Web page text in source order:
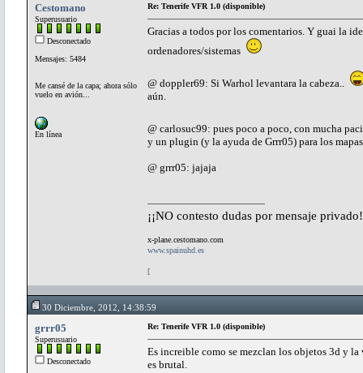
Cestomano
Superusuario
Desconectado
Mensajes: 5484
Me cansé de la capa; ahora sólo
vuelo en avión...
En línea
Re: Tenerife VFR 1.0 (disponible)
Gracias a todos por los comentarios. Y guai la
ordenadores/sistemas
@ doppler69: Si Warhol levantara la cabeza..
aún.
@ carlosuc99: pues poco a poco, con mucha
y un plugin (y la ayuda de Grrr05) para los
@ grrr05: jajaja
¡¡NO contesto dudas por mensaje
x-plane.cestomano.com
www.spainuhd.es
[
30 Diciembre, 2012, 14:38:59
grrr05
Superusuario
Desconectado
Re: Tenerife VFR 1.0 (disponible)
Es increible como se mezclan los objetos 3d y
es brutal.